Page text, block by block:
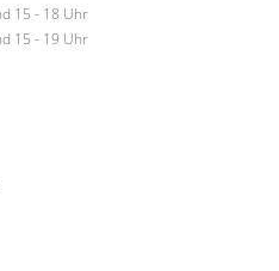
15 - 18 Uhr
15 - 19 Uhr